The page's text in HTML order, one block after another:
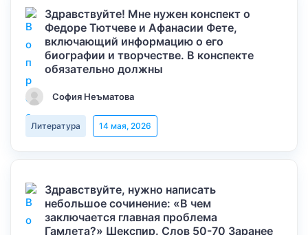
Здравствуйте! Мне нужен конспект о
Федоре Тютчеве и Афанасии Фете,
включающий информацию о его
биографии и творчестве. В конспекте
обязательно должны
София Неъматова
Литература 14 мая, 2026
Здравствуйте, нужно написать
небольшое сочинение: «В чем
заключается главная проблема
Гамлета?» Шекспир. Слов 50-70 Заранее